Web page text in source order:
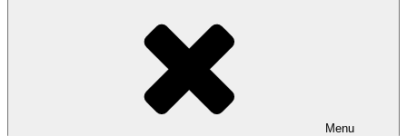
Menu